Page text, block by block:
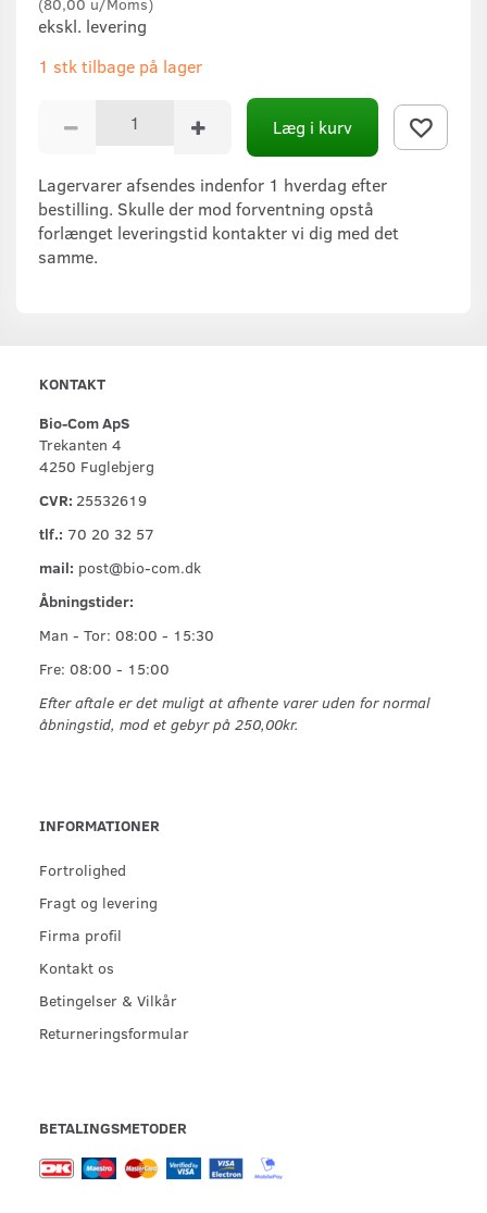
ekskl. levering
1 stk tilbage på lager
Læg i kurv
Lagervarer afsendes indenfor 1 hverdag efter
bestilling. Skulle der mod forventning opstå
forlænget leveringstid kontakter vi dig med det
samme.
KONTAKT
Bio-Com ApS
Trekanten 4
4250 Fuglebjerg
CVR: 25532619
tlf.: 70 20 32 57
mail: post@bio-com.dk
Åbningstider:
Man - Tor: 08:00 - 15:30
Fre: 08:00 - 15:00
Efter aftale er det muligt at afhente varer uden for normal
åbningstid, mod et gebyr på 250,00kr.
INFORMATIONER
Fortrolighed
Fragt og levering
Firma profil
Kontakt os
Betingelser & Vilkår
Returneringsformular
BETALINGSMETODER